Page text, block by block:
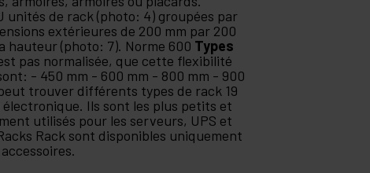
unités de rack (photo: 4) groupées par
extérieures de 200 mm par 200
hauteur (photo: 7). Norme 600 Types
pas normalisée, que cette flexibilité
- 450 mm - 600 mm - 800 mm - 900
trouver différents types de rack 19
Ils sont les plus petits et
utilisés pour les serveurs, UPS et
Rack sont disponibles uniquement